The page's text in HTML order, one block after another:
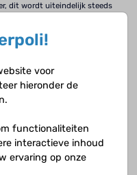
dit wordt uiteindelijk steeds
van de moeder gevraagd.
bij de foetus
ontwikkelt de bevruchte
voor
hieronder de
functionaliteiten
interactieve inhoud
ervaring op onze